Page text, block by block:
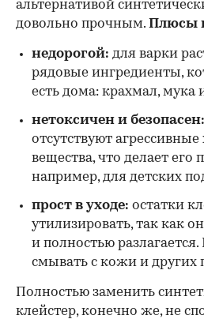
альтернативой
довольно прочным. Плюсы
недорогой: для варки
рядовые ингредиенты,
есть дома: крахмал, мука
нетоксичен и безопасен:
отсутствуют
вещества, что делает его
например, для детских
прост в уходе: остатки
утилизировать, так как
и полностью
смывать с кожи и других
Полностью заменить
клейстер, конечно же, не